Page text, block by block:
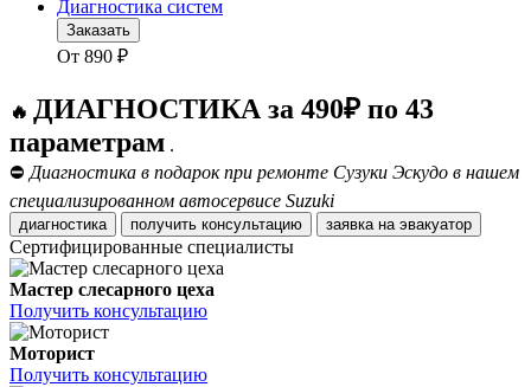
Диагностика систем
Заказать
От 890 ₽
🔥 ДИАГНОСТИКА за 490₽ по 43
параметрам .
⛔ Диагностика в подарок при ремонте Сузуки Эскудо в нашем
специализированном автосервисе Suzuki
диагностика получить консультацию заявка на эвакуатор
Сертифицированные специалисты
Мастер слесарного цеха
Получить консультацию
Моторист
Получить консультацию